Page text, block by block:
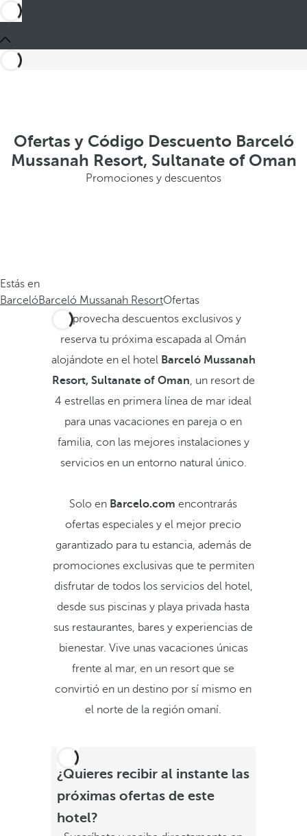
Ofertas y Código Descuento Barceló
Mussanah Resort, Sultanate of Oman
Promociones y descuentos
Estás en
BarcelóBarceló Mussanah ResortOfertas
Aprovecha descuentos exclusivos y
reserva tu próxima escapada al Omán
alojándote en el hotel Barceló Mussanah
Resort, Sultanate of Oman, un resort de
4 estrellas en primera línea de mar ideal
para unas vacaciones en pareja o en
familia, con las mejores instalaciones y
servicios en un entorno natural único.
Solo en Barcelo.com encontrarás
ofertas especiales y el mejor precio
garantizado para tu estancia, además de
promociones exclusivas que te permiten
disfrutar de todos los servicios del hotel,
desde sus piscinas y playa privada hasta
sus restaurantes, bares y experiencias de
bienestar. Vive unas vacaciones únicas
frente al mar, en un resort que se
convirtió en un destino por sí mismo en
el norte de la región omaní.
¿Quieres recibir al instante las
próximas ofertas de este
hotel?